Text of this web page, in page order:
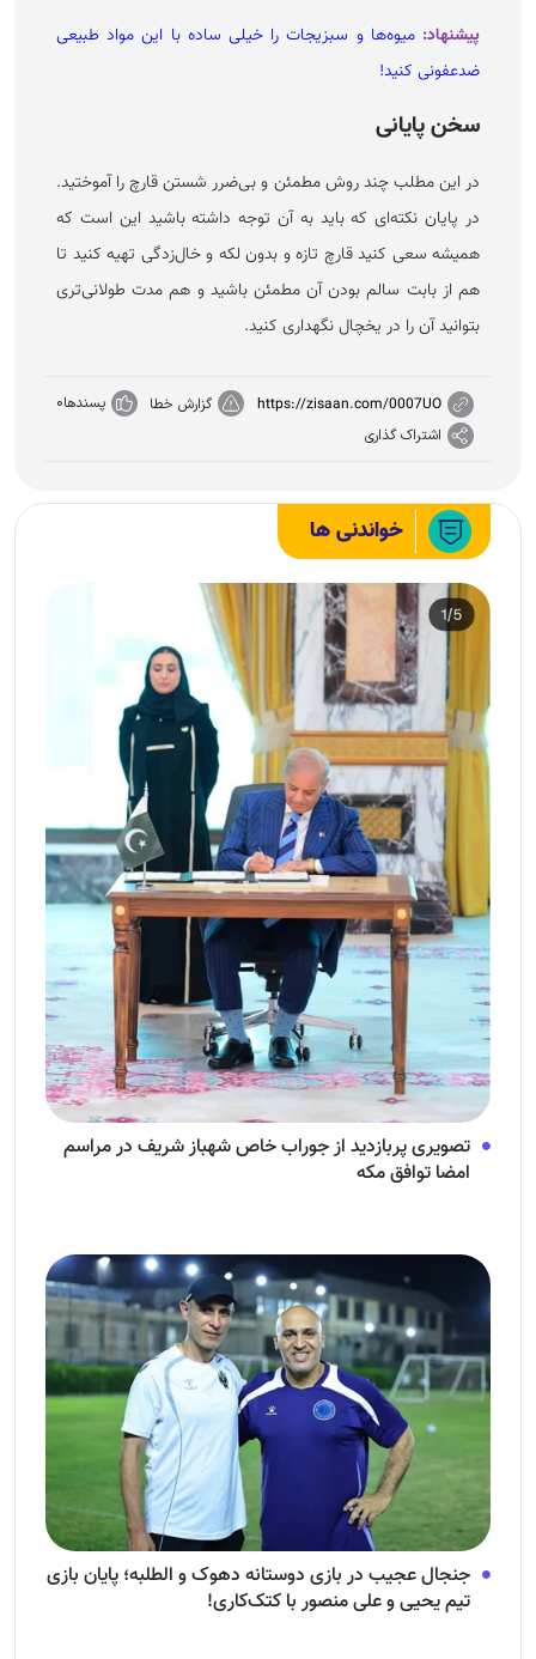
پیشنهاد:میوه‌ها و سبزیجات را خیلی ساده با این مواد طبیعی
ضدعفونی کنید!
سخن پایانی
در این مطلب چند روش مطمئن و بی‌ضرر شستن قارچ را آموختید.
در پایان نکته‌ای که باید به آن توجه داشته باشید این است که
همیشه سعی کنید قارچ تازه و بدون لکه و خال‌زدگی تهیه کنید تا
هم از بابت سالم بودن آن مطمئن باشید و هم مدت طولانی‌تری
بتوانید آن را در یخچال نگهداری کنید.
https://zisaan.com/0007UO گزارش خطا پسندها0
اشتراک گذاری
خواندنی ها
تصویری پربازدید از جوراب‌ خاص شهباز شریف در مراسم
امضا توافق‌ مکه
جنجال عجیب در بازی دوستانه دهوک و الطلبه؛ پایان بازی
تیم یحیی و علی منصور با کتک‌کاری!